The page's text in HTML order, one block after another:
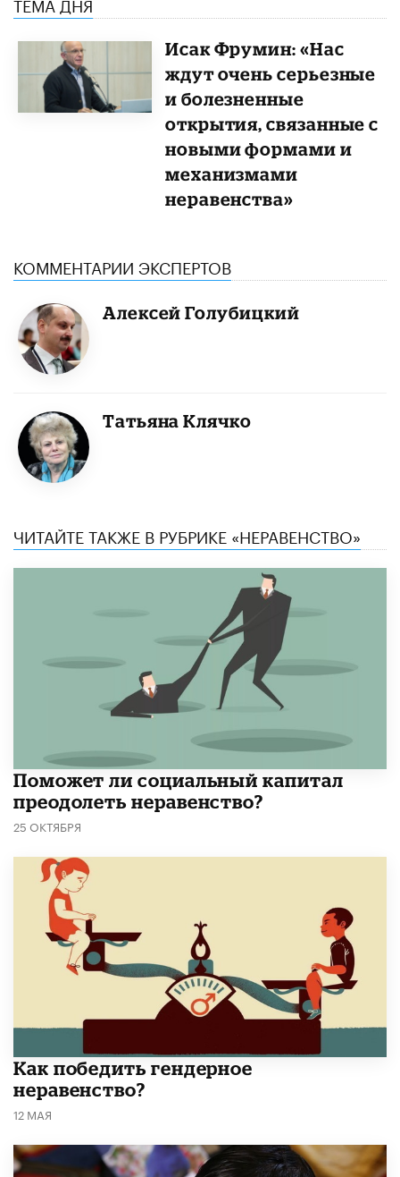
Исак Фрумин: «Нас
ждут очень серьезные
и болезненные
открытия, связанные с
новыми формами и
механизмами
неравенства»
КОММЕНТАРИИ ЭКСПЕРТОВ
Алексей Голубицкий
Татьяна Клячко
ЧИТАЙТЕ ТАКЖЕ В РУБРИКЕ «НЕРАВЕНСТВО»
Поможет ли социальный капитал
преодолеть неравенство?
25 ОКТЯБРЯ
Как победить гендерное
неравенство?
12 МАЯ